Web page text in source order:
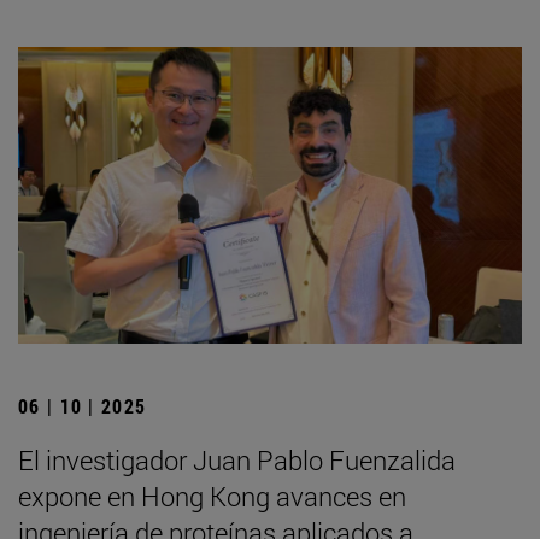
06 | 10 | 2025
El investigador Juan Pablo Fuenzalida
expone en Hong Kong avances en